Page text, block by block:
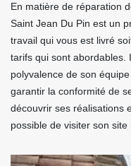
En matière de réparation
Saint Jean Du Pin est un
travail qui vous est livré
tarifs qui sont abordables.
polyvalence de son
garantir la conformité de
découvrir ses réalisations
possible de visiter son site